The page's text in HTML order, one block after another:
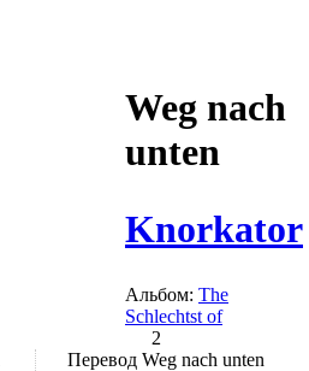
Weg nach
unten
Knorkator
Альбом: The
Schlechtst of
2
Перевод Weg nach unten